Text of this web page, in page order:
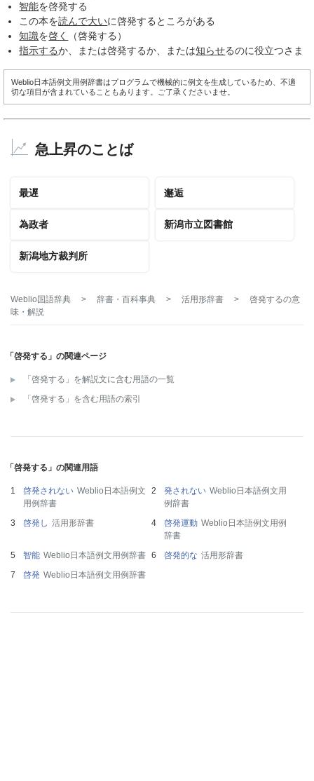
智能を啓発する
この本を読んで大いに啓発するところがある
知識を啓く
（啓発する）
指示するか、または啓発するか、または知らせるのに役立つさま
Weblio日本語例文用例辞書はプログラムで機械的に例文を生成しているため、不適
切な項目が含まれていることもあります。ご了承くださいませ。
急上昇のことば
最遅 邂逅
為政者 新潟市立図書館
新潟地方裁判所
Weblio国語辞典 > 辞書・百科事典 > 活用形辞書 > 啓発するの意
味・解説
「啓発する」の関連ページ
「啓発する」を解説文に含む用語の一覧
「啓発する」を含む用語の索引
「啓発する」の関連用語
啓発されない Weblio日本語例文
用例辞書
発されない Weblio日本語例文用
例辞書
啓発し 活用形辞書 啓発運動 Weblio日本語例文用例
辞書
智能 Weblio日本語例文用例辞書 啓発的な 活用形辞書
啓発 Weblio日本語例文用例辞書